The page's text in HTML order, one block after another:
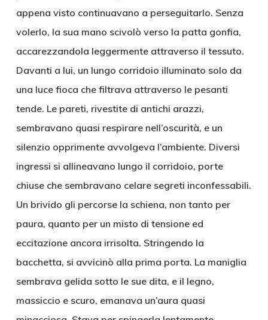
appena visto continuavano a perseguitarlo. Senza
volerlo, la sua mano scivolò verso la patta gonfia,
accarezzandola leggermente attraverso il tessuto.
Davanti a lui, un lungo corridoio illuminato solo da
una luce fioca che filtrava attraverso le pesanti
tende. Le pareti, rivestite di antichi arazzi,
sembravano quasi respirare nell’oscurità, e un
silenzio opprimente avvolgeva l’ambiente. Diversi
ingressi si allineavano lungo il corridoio, porte
chiuse che sembravano celare segreti inconfessabili.
Un brivido gli percorse la schiena, non tanto per
paura, quanto per un misto di tensione ed
eccitazione ancora irrisolta. Stringendo la
bacchetta, si avvicinò alla prima porta. La maniglia
sembrava gelida sotto le sue dita, e il legno,
massiccio e scuro, emanava un’aura quasi